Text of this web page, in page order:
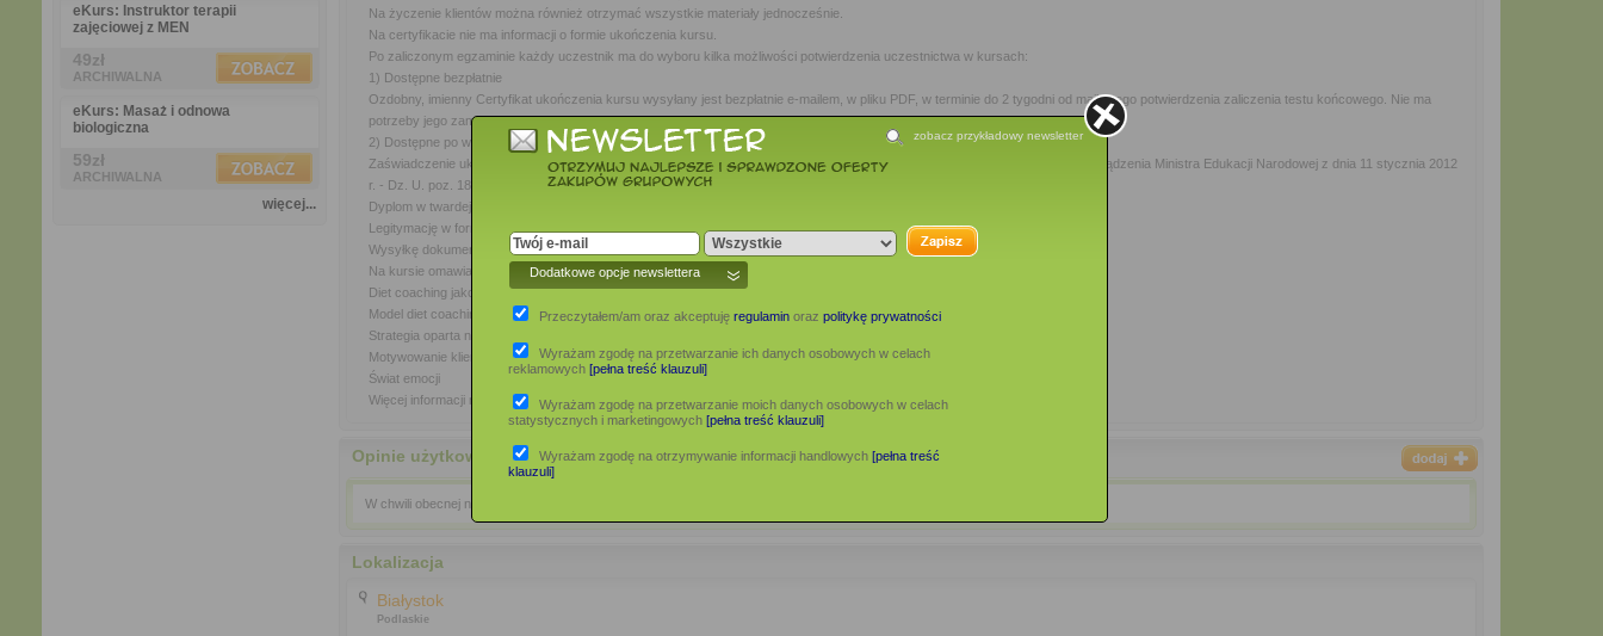
eKurs: Instruktor terapii
zajęciowej z MEN
49zł
ARCHIWALNA
eKurs: Masaż i odnowa
biologiczna
59zł
ARCHIWALNA
więcej...
Na życzenie klientów można również otrzymać wszystkie materiały jednocześnie.
Na certyfikacie nie ma informacji o formie ukończenia kursu.
Po zaliczonym egzaminie każdy uczestnik ma do wyboru kilka możliwości potwierdzenia uczestnictwa w kursach:
1) Dostępne bezpłatnie
Ozdobny, imienny Certyfikat ukończenia kursu wysyłany jest bezpłatnie e-mailem, w pliku PDF, w terminie do 2 tygodni od mailowego potwierdzenia zaliczenia testu końcowego. Nie ma
potrzeby jego zamawiania, dzieje się to automatycznie i bezpłatnie.
2) Dostępne po wybraniu i opłaceniu wybranego pakietu dokumentów oraz przesłaniu niezbędnych informacji.
Zaświadczenie ukończenia kursu (zgodne ze wzorem dla placówki kształcenia praktycznego, na podstawie § 18 ust. 2 rozporządzenia Ministra Edukacji Narodowej z dnia 11 stycznia 2012
r. - Dz. U. poz. 186)
Dyplom w twardej, skóropodobnej oprawie, ze zdjęciem
Legitymację w formie plastikowej karty, ze zdjęciem
Wysyłkę dokumentów na swój adres można zamówić tutaj.
Na kursie omawiane są m.in:
Diet coaching jako zdrowy styl życia
Model diet coachingu
Strategia oparta na rozwiązaniach
Motywowanie klienta
Świat emocji
Więcej informacji można znaleźć TUTAJ
Opinie użytkowników
W chwili obecnej nie opublikowano jeszcze żadnej opini - bądź pierwsza/pierwszy!
Lokalizacja
Białystok
Podlaskie
zobacz przykładowy newsletter
Dodatkowe opcje newslettera
Przeczytałem/am oraz akceptuję regulamin oraz politykę prywatności
Wyrażam zgodę na przetwarzanie ich danych osobowych w celach
reklamowych [pełna treść klauzuli]
Wyrażam zgodę na przetwarzanie moich danych osobowych w celach
statystycznych i marketingowych [pełna treść klauzuli]
Wyrażam zgodę na otrzymywanie informacji handlowych [pełna treść
klauzuli]